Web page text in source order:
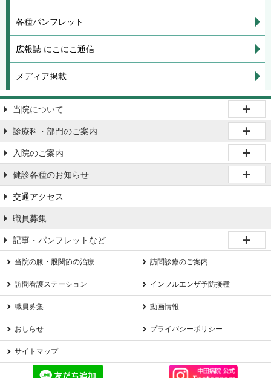
各種パンフレット
広報誌 にこにこ通信
メディア掲載
当院について
診療科・部門のご案内
入院のご案内
健診各種のお知らせ
交通アクセス
職員募集
記事・パンフレットなど
当院の膝・股関節の治療 訪問診療のご案内
訪問看護ステーション インフルエンザ予防接種
職員募集 動画情報
おしらせ プライバシーポリシー
サイトマップ